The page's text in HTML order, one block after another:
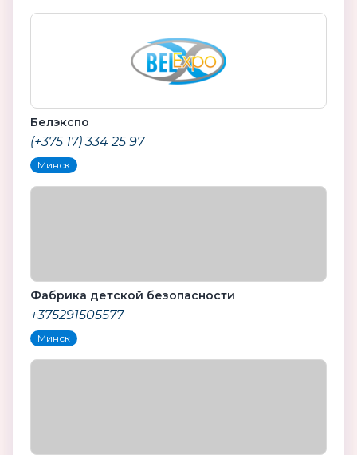
Белэкспо
(+375 17) 334 25 97
Минск
Фабрика детской безопасности
+375291505577
Минск